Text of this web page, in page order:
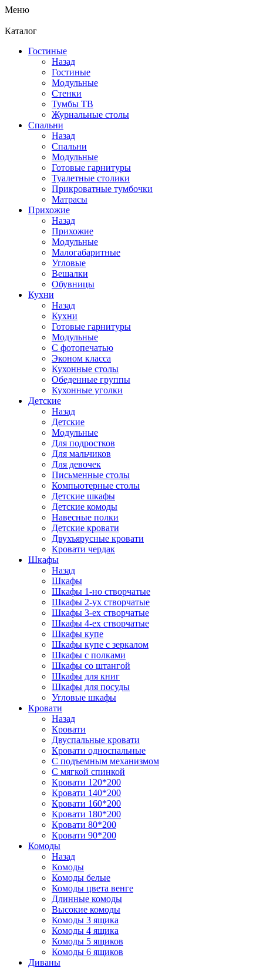
Меню
Каталог
Гостиные
Назад
Гостиные
Модульные
Стенки
Тумбы ТВ
Журнальные столы
Спальни
Назад
Спальни
Модульные
Готовые гарнитуры
Туалетные столики
Прикроватные тумбочки
Матрасы
Прихожие
Назад
Прихожие
Модульные
Малогабаритные
Угловые
Вешалки
Обувницы
Кухни
Назад
Кухни
Готовые гарнитуры
Модульные
С фотопечатью
Эконом класса
Кухонные столы
Обеденные группы
Кухонные уголки
Детские
Назад
Детские
Модульные
Для подростков
Для мальчиков
Для девочек
Письменные столы
Компьютерные столы
Детские шкафы
Детские комоды
Навесные полки
Детские кровати
Двухъярусные кровати
Кровати чердак
Шкафы
Назад
Шкафы
Шкафы 1-но створчатые
Шкафы 2-ух створчатые
Шкафы 3-ех створчатые
Шкафы 4-ех створчатые
Шкафы купе
Шкафы купе с зеркалом
Шкафы с полками
Шкафы со штангой
Шкафы для книг
Шкафы для посуды
Угловые шкафы
Кровати
Назад
Кровати
Двуспальные кровати
Кровати односпальные
С подъемным механизмом
С мягкой спинкой
Кровати 120*200
Кровати 140*200
Кровати 160*200
Кровати 180*200
Кровати 80*200
Кровати 90*200
Комоды
Назад
Комоды
Комоды белые
Комоды цвета венге
Длинные комоды
Высокие комоды
Комоды 3 ящика
Комоды 4 ящика
Комоды 5 ящиков
Комоды 6 ящиков
Диваны